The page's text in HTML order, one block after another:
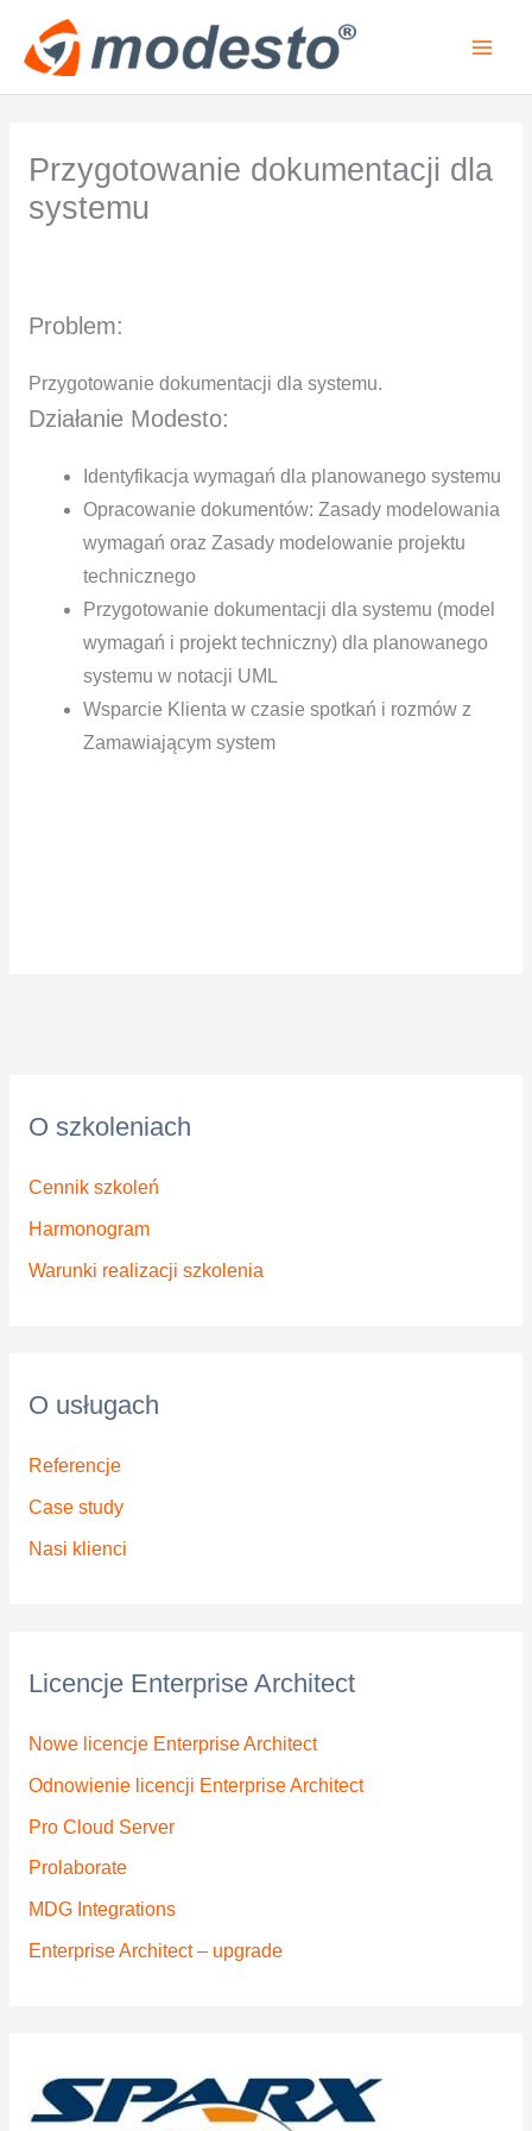
Przygotowanie dokumentacji dla
systemu
Problem:
Przygotowanie dokumentacji dla systemu.
Działanie Modesto:
Identyfikacja wymagań dla planowanego systemu
Opracowanie dokumentów: Zasady modelowania
wymagań oraz Zasady modelowanie projektu
technicznego
Przygotowanie dokumentacji dla systemu (model
wymagań i projekt techniczny) dla planowanego
systemu w notacji UML
Wsparcie Klienta w czasie spotkań i rozmów z
Zamawiającym system
O szkoleniach
Cennik szkoleń
Harmonogram
Warunki realizacji szkolenia
O usługach
Referencje
Case study
Nasi klienci
Licencje Enterprise Architect
Nowe licencje Enterprise Architect
Odnowienie licencji Enterprise Architect
Pro Cloud Server
Prolaborate
MDG Integrations
Enterprise Architect – upgrade